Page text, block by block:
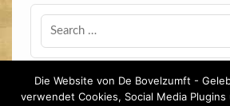
Menu
Die Website von De Bovelzumft -
verwendet Cookies, Social Media